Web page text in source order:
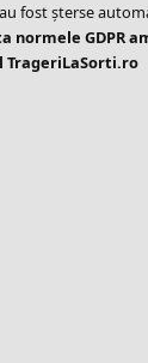
fost șterse
normele GDPR
TrageriLaSorti.ro